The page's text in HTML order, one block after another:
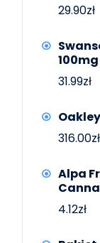
29.90zł
31.99zł
316.00zł
Alpa
4.12zł